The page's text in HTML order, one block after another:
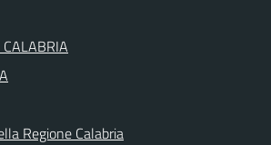
Regione Calabria